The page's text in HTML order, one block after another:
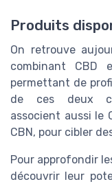
Produits
On retrouve
combinant CBD
permettant de
de ces deux
associent aussi le
CBN, pour cibler
Pour approfondir
découvrir leur